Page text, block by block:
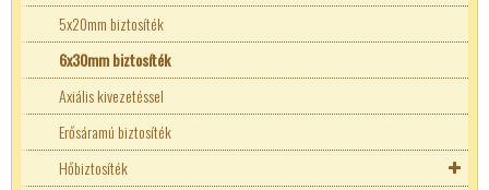
Laptop adapterek
LED tápegységek
Áramgenerátoros LED tápok
Fix teljesítményű LED táp
USB - Telefon töltők
5x20mm biztosíték
6x30mm biztosíték
Axiális kivezetéssel
Erősáramú biztosíték
Hőbiztosíték